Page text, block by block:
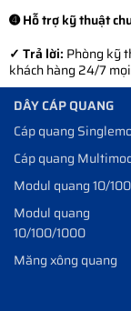
➍ Hỗ trợ kỹ thuật
✓ Trả lời: Phòng kỹ
khách hàng 24/7
DÂY CÁP QUANG
Cáp quang
Cáp quang
Modul quang 10/100
Modul quang
10/100/1000
Măng xông quang